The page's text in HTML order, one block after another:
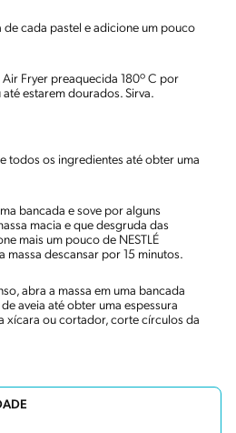
de cada pastel e adicione um pouco
Air Fryer preaquecida 180º C por
estarem dourados. Sirva.
todos os ingredientes até obter uma
bancada e sove por alguns
macia e que desgruda das
mais um pouco de NESTLÉ
massa descansar por 15 minutos.
abra a massa em uma bancada
aveia até obter uma espessura
xícara ou cortador, corte círculos da